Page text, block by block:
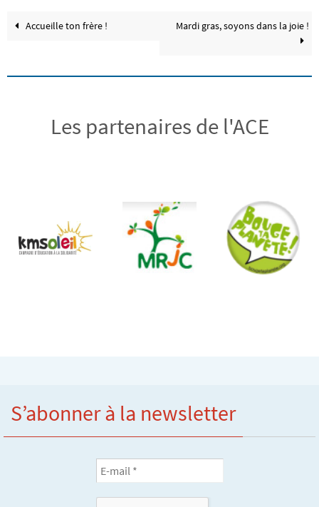
Accueille ton frère ! Mardi gras, soyons dans la joie !
Les partenaires de l'ACE
S’abonner à la newsletter